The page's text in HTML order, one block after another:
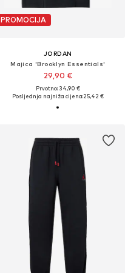
PROMOCIJA
JORDAN
Majica 'Brooklyn Essentials'
29,90 €
Prvotno: 34,90 €
Posljednja najniža cijena:25,42 €